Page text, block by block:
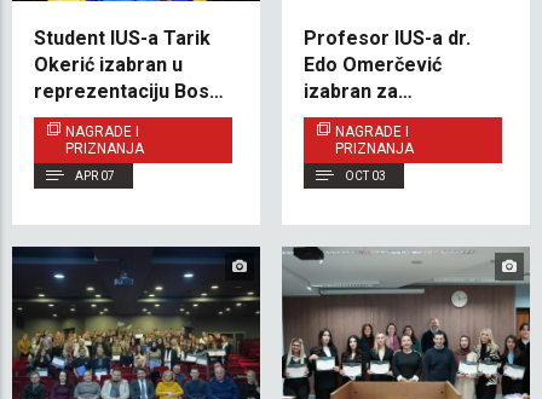
Student IUS-a Tarik
Okerić izabran u
reprezentaciju Bosne
i Hercegovine u
taekwondou
NAGRADE I
PRIZNANJA
APR 07
Profesor IUS-a dr.
Edo Omerčević
izabran za
predsjednika
Udruženja evaluatora
u BiH
NAGRADE I
PRIZNANJA
OCT 03